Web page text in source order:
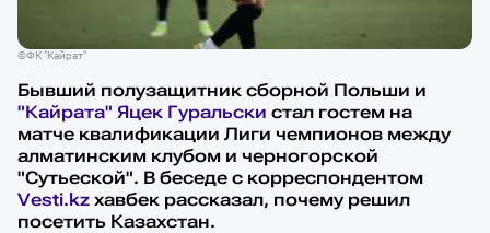
©ФК "Кайрат"
Бывший полузащитник сборной Польши и
"Кайрата" Яцек Гуральски стал гостем на
матче квалификации Лиги чемпионов между
алматинским клубом и черногорской
"Сутьеской". В беседе с корреспондентом
Vesti.kz хавбек рассказал, почему решил
посетить Казахстан.